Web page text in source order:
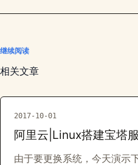
继续阅读
相关文章
2017-10-01
阿里云|Linux搭建宝塔
由于要更换系统，今天演示